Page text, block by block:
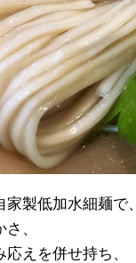
製低加水細麺で、
、
えを併せ持ち、